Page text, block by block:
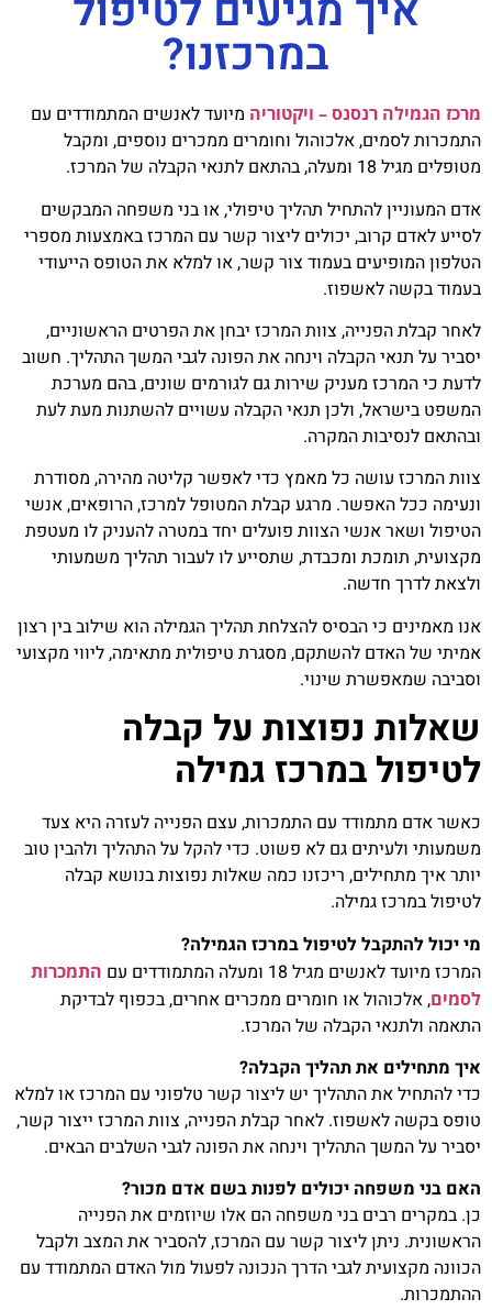
במרכזנו?
מרכז הגמילה רנסנס – ויקטוריה מיועד לאנשים המתמודדים עם
התמכרות לסמים, אלכוהול וחומרים ממכרים נוספים, ומקבל
מטופלים מגיל 18 ומעלה, בהתאם לתנאי הקבלה של המרכז.
אדם המעוניין להתחיל תהליך טיפולי, או בני משפחה המבקשים
לסייע לאדם קרוב, יכולים ליצור קשר עם המרכז באמצעות מספרי
הטלפון המופיעים בעמוד צור קשר, או למלא את הטופס הייעודי
בעמוד בקשה לאשפוז.
לאחר קבלת הפנייה, צוות המרכז יבחן את הפרטים הראשוניים,
יסביר על תנאי הקבלה וינחה את הפונה לגבי המשך התהליך. חשוב
לדעת כי המרכז מעניק שירות גם לגורמים שונים, בהם מערכת
המשפט בישראל, ולכן תנאי הקבלה עשויים להשתנות מעת לעת
ובהתאם לנסיבות המקרה.
צוות המרכז עושה כל מאמץ כדי לאפשר קליטה מהירה, מסודרת
ונעימה ככל האפשר. מרגע קבלת המטופל למרכז, הרופאים, אנשי
הטיפול ושאר אנשי הצוות פועלים יחד במטרה להעניק לו מעטפת
מקצועית, תומכת ומכבדת, שתסייע לו לעבור תהליך משמעותי
ולצאת לדרך חדשה.
אנו מאמינים כי הבסיס להצלחת תהליך הגמילה הוא שילוב בין רצון
אמיתי של האדם להשתקם, מסגרת טיפולית מתאימה, ליווי מקצועי
וסביבה שמאפשרת שינוי.
שאלות נפוצות על קבלה
לטיפול במרכז גמילה
כאשר אדם מתמודד עם התמכרות, עצם הפנייה לעזרה היא צעד
משמעותי ולעיתים גם לא פשוט. כדי להקל על התהליך ולהבין טוב
יותר איך מתחילים, ריכזנו כמה שאלות נפוצות בנושא קבלה
לטיפול במרכז גמילה.
מי יכול להתקבל לטיפול במרכז הגמילה?
המרכז מיועד לאנשים מגיל 18 ומעלה המתמודדים עם
התמכרות
לסמים, אלכוהול או חומרים ממכרים אחרים, בכפוף לבדיקת
התאמה ולתנאי הקבלה של המרכז.
איך מתחילים את תהליך הקבלה?
כדי להתחיל את התהליך יש ליצור קשר טלפוני עם המרכז או למלא
טופס בקשה לאשפוז. לאחר קבלת הפנייה, צוות המרכז ייצור קשר,
יסביר על המשך התהליך וינחה את הפונה לגבי השלבים הבאים.
האם בני משפחה יכולים לפנות בשם אדם מכור?
כן. במקרים רבים בני משפחה הם אלו שיוזמים את הפנייה
הראשונית. ניתן ליצור קשר עם המרכז, להסביר את המצב ולקבל
הכוונה מקצועית לגבי הדרך הנכונה לפעול מול האדם המתמודד עם
ההתמכרות.